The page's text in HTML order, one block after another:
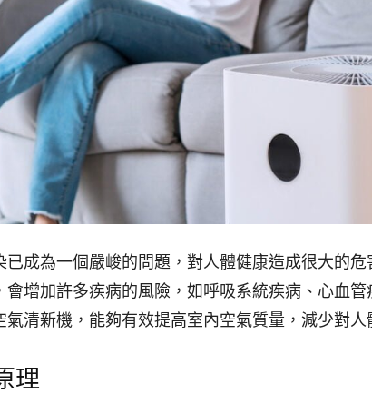
成為一個嚴峻的問題，對人體健康造成很大的
增加許多疾病的風險，如呼吸系統疾病、心血管
清新機，能夠有效提高室內空氣質量，減少對人
理